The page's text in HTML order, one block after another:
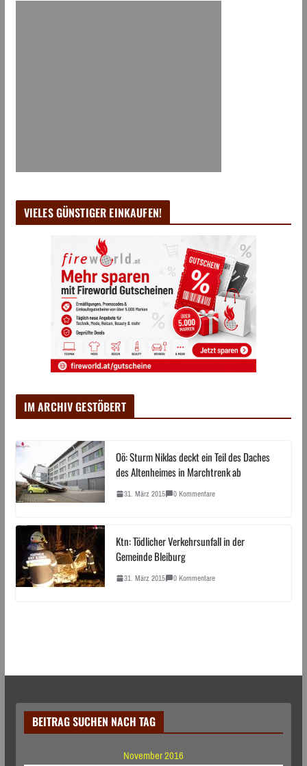
VIELES GÜNSTIGER EINKAUFEN!
IM ARCHIV GESTÖBERT
Oö: Sturm Niklas deckt ein Teil des Daches
des Altenheimes in Marchtrenk ab
31. März 2015 0 Kommentare
Ktn: Tödlicher Verkehrsunfall in der
Gemeinde Bleiburg
31. März 2015 0 Kommentare
BEITRAG SUCHEN NACH TAG
November 2016